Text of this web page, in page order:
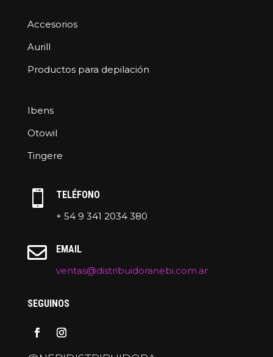
Accesorios
Aurill
Productos para depilación
Ibens
Otowil
Tingere

TELÉFONO
+ 54 9 341 2034 380

EMAIL
ventas@distribuidoranebi.com.ar
SEGUINOS